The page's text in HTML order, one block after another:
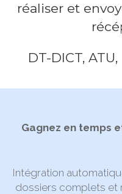
réaliser et
DT-DICT,
Gagnez en temps
Intégration
dossiers complets et